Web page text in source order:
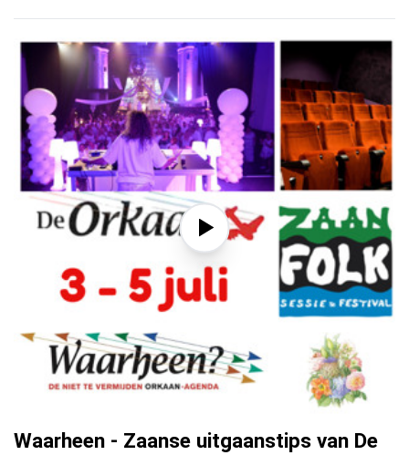
Waarheen - Zaanse uitgaanstips van De